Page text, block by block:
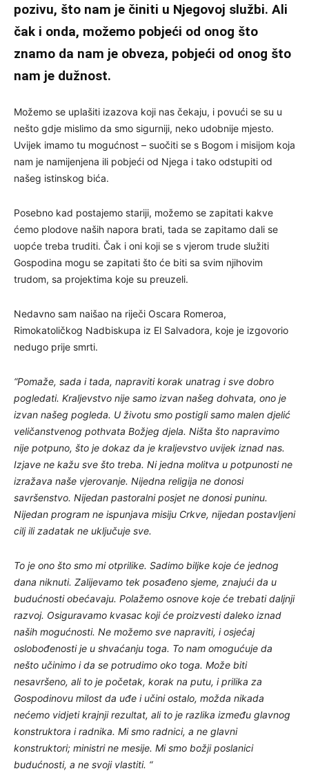
pozivu, što nam je činiti u Njegovoj službi. Ali
čak i onda, možemo pobjeći od onog što
znamo da nam je obveza, pobjeći od onog što
nam je dužnost.
Možemo se uplašiti izazova koji nas čekaju, i povući se su u
nešto gdje mislimo da smo sigurniji, neko udobnije mjesto.
Uvijek imamo tu mogućnost – suočiti se s Bogom i misijom koja
nam je namijenjena ili pobjeći od Njega i tako odstupiti od
našeg istinskog bića.
Posebno kad postajemo stariji, možemo se zapitati kakve
ćemo plodove naših napora brati, tada se zapitamo dali se
uopće treba truditi. Čak i oni koji se s vjerom trude služiti
Gospodina mogu se zapitati što će biti sa svim njihovim
trudom, sa projektima koje su preuzeli.
Nedavno sam naišao na riječi Oscara Romeroa,
Rimokatoličkog Nadbiskupa iz El Salvadora, koje je izgovorio
nedugo prije smrti.
“Pomaže, sada i tada, napraviti korak unatrag i sve dobro
pogledati. Kraljevstvo nije samo izvan našeg dohvata, ono je
izvan našeg pogleda. U životu smo postigli samo malen djelić
veličanstvenog pothvata Božjeg djela. Ništa što napravimo
nije potpuno, što je dokaz da je kraljevstvo uvijek iznad nas.
Izjave ne kažu sve što treba. Ni jedna molitva u potpunosti ne
izražava naše vjerovanje. Nijedna religija ne donosi
savršenstvo. Nijedan pastoralni posjet ne donosi puninu.
Nijedan program ne ispunjava misiju Crkve, nijedan postavljeni
cilj ili zadatak ne uključuje sve.
To je ono što smo mi otprilike. Sadimo biljke koje će jednog
dana niknuti. Zalijevamo tek posađeno sjeme, znajući da u
budućnosti obećavaju. Polažemo osnove koje će trebati daljnji
razvoj. Osiguravamo kvasac koji će proizvesti daleko iznad
naših mogućnosti. Ne možemo sve napraviti, i osjećaj
oslobođenosti je u shvaćanju toga. To nam omogućuje da
nešto učinimo i da se potrudimo oko toga. Može biti
nesavršeno, ali to je početak, korak na putu, i prilika za
Gospodinovu milost da uđe i učini ostalo, možda nikada
nećemo vidjeti krajnji rezultat, ali to je razlika između glavnog
konstruktora i radnika. Mi smo radnici, a ne glavni
konstruktori; ministri ne mesije. Mi smo božji poslanici
budućnosti, a ne svoji vlastiti. “